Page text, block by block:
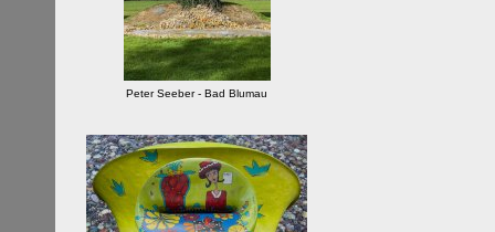
Peter Seeber - Bad Blumau